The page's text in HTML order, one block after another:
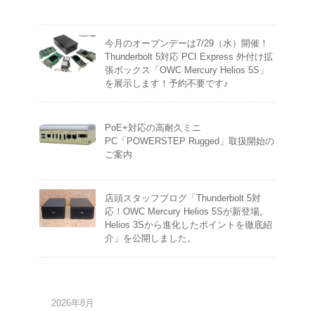
今月のオープンデーは7/29（水）開催！
Thunderbolt 5対応 PCI Express 外付け拡
張ボックス「OWC Mercury Helios 5S」
を展示します！予約不要です♪
PoE+対応の高耐久ミニ
PC「POWERSTEP Rugged」取扱開始の
ご案内
店頭スタッフブログ「Thunderbolt 5対
応！OWC Mercury Helios 5Sが新登場。
Helios 3Sから進化したポイントを徹底紹
介」を公開しました。
2026年8月